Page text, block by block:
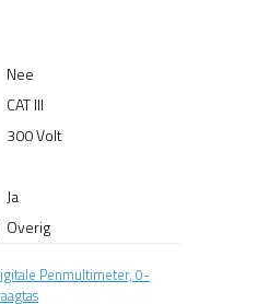
Nee
CAT III
300 Volt
Ja
Overig